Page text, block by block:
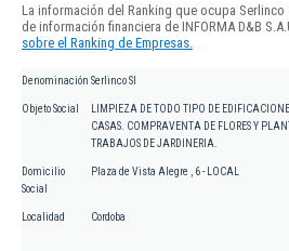
La información del Ranking que ocupa
de información financiera de INFORMA D&B
sobre el Ranking de Empresas.
Denominación Serlinco Sl
Objeto Social
LIMPIEZA DE TODO TIPO DE
CASAS. COMPRAVENTA DE FLORES Y
TRABAJOS DE JARDINERIA.
Domicilio
Social
Plaza de Vista Alegre , 6 - LOCAL
Localidad Cordoba